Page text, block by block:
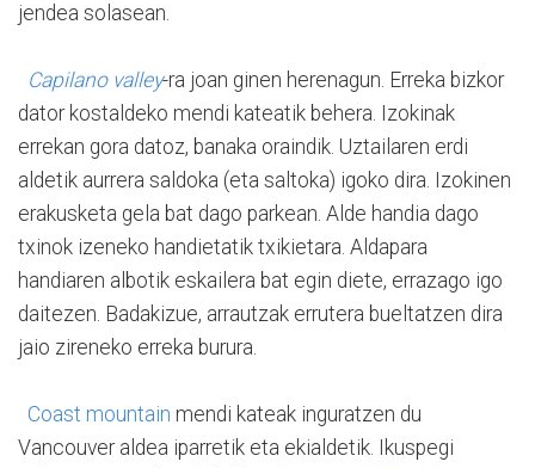
jendea solasean.
Capilano valley-ra joan ginen herenagun. Erreka bizkor
dator kostaldeko mendi kateatik behera. Izokinak
errekan gora datoz, banaka oraindik. Uztailaren erdi
aldetik aurrera saldoka (eta saltoka) igoko dira. Izokinen
erakusketa gela bat dago parkean. Alde handia dago
txinok izeneko handietatik txikietara. Aldapara
handiaren albotik eskailera bat egin diete, errazago igo
daitezen. Badakizue, arrautzak errutera bueltatzen dira
jaio zireneko erreka burura.
Coast mountain mendi kateak inguratzen du
Vancouver aldea iparretik eta ekialdetik. Ikuspegi